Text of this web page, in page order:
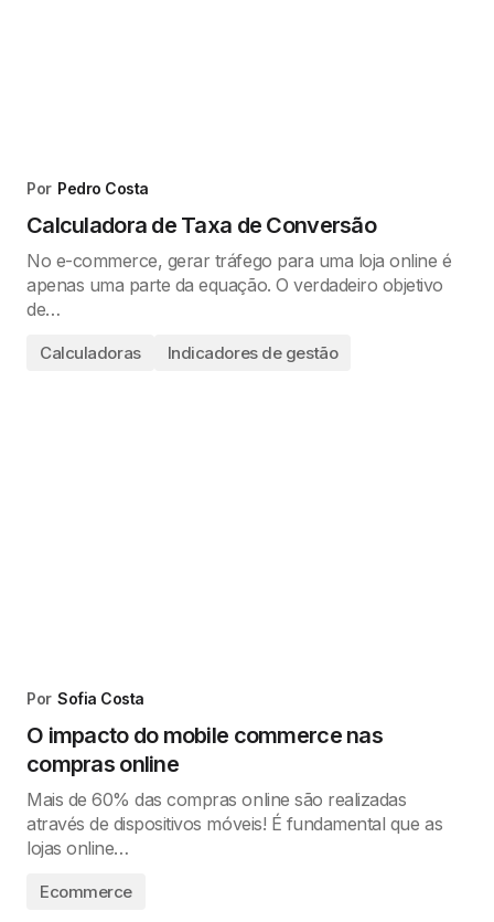
Por Pedro Costa
Calculadora de Taxa de Conversão
No e-commerce, gerar tráfego para uma loja online é
apenas uma parte da equação. O verdadeiro objetivo
de…
Calculadoras Indicadores de gestão
Por Sofia Costa
O impacto do mobile commerce nas
compras online
Mais de 60% das compras online são realizadas
através de dispositivos móveis! É fundamental que as
lojas online…
Ecommerce